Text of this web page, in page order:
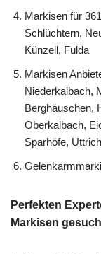
Markisen für
Schlüchtern,
Künzell, Fulda
Markisen
Niederkalbach,
Berghäuschen,
Oberkalbach,
Sparhöfe,
Perfekten
Markisen